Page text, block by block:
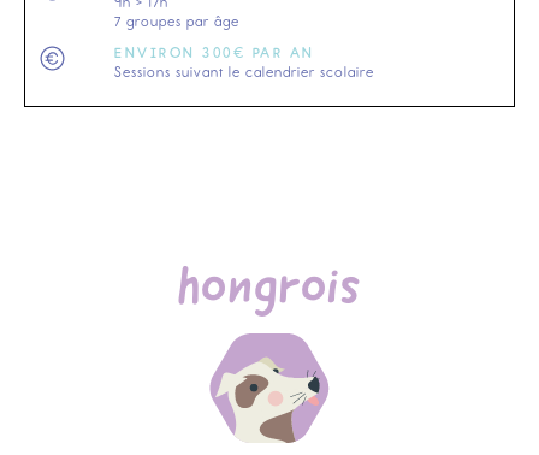
7 groupes par âge
ENVIRON 300€ PAR AN
Sessions suivant le calendrier scolaire
hongrois